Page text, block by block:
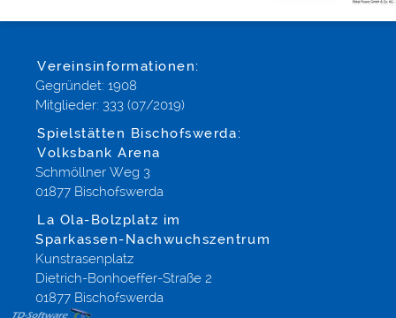
Vereinsinformationen:
Gegründet: 1908
Mitglieder: 333 (07/2019)
Spielstätten Bischofswerda:
Volksbank Arena
Schmöllner Weg 3
01877 Bischofswerda
La Ola-Bolzplatz im
Sparkassen-Nachwuchszentrum
Kunstrasenplatz
Dietrich-Bonhoeffer-Straße 2
01877 Bischofswerda